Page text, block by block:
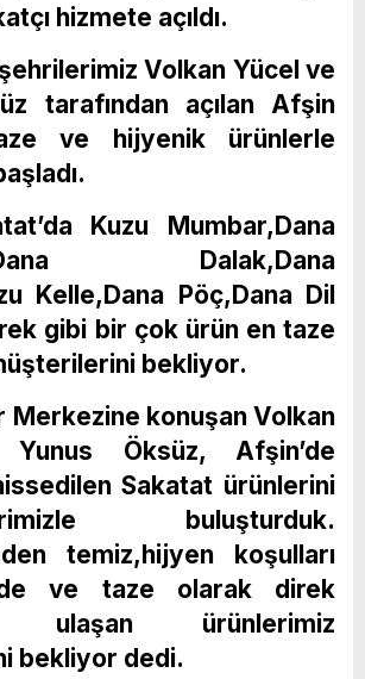
hizmete açıldı.
Volkan Yücel ve
tarafından açılan Afşin
ve hijyenik ürünlerle
Kuzu Mumbar,Dana
Dalak,Dana
Kelle,Dana Pöç,Dana Dil
gibi bir çok ürün en taze
bekliyor.
Merkezine konuşan Volkan
Öksüz, Afşin’de
Sakatat ürünlerini
buluşturduk.
temiz,hijyen koşulları
ve taze olarak direk
ulaşan ürünlerimiz
bekliyor dedi.